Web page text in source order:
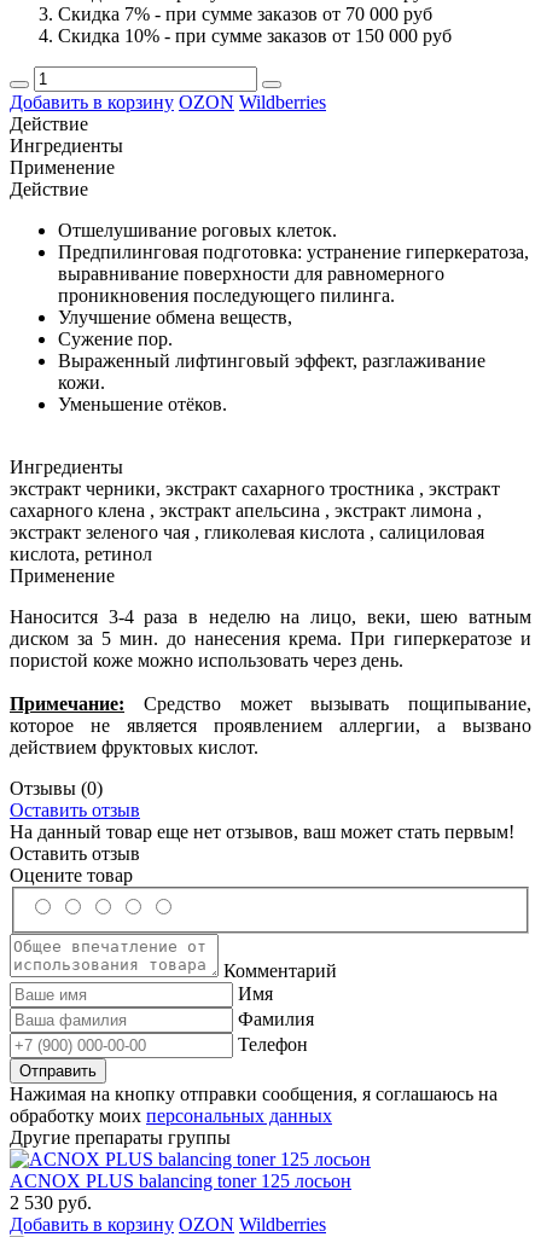
Скидка 7% - при сумме заказов от 70 000 руб
Скидка 10% - при сумме заказов от 150 000 руб
Добавить в корзину OZON Wildberries
Действие
Ингредиенты
Применение
Действие
Отшелушивание роговых клеток.
Предпилинговая подготовка: устранение гиперкератоза,
выравнивание поверхности для равномерного
проникновения последующего пилинга.
Улучшение обмена веществ,
Сужение пор.
Выраженный лифтинговый эффект, разглаживание
кожи.
Уменьшение отёков.
Ингредиенты
экстракт черники, экстракт сахарного тростника , экстракт
сахарного клена , экстракт апельсина , экстракт лимона ,
экстракт зеленого чая , гликолевая кислота , салициловая
кислота, ретинол
Применение
Наносится 3-4 раза в неделю на лицо, веки, шею ватным
диском за 5 мин. до нанесения крема. При гиперкератозе и
пористой коже можно использовать через день.
Примечание: Средство может вызывать пощипывание,
которое не является проявлением аллергии, а вызвано
действием фруктовых кислот.
Отзывы (0)
Оставить отзыв
На данный товар еще нет отзывов, ваш может стать первым!
Оставить отзыв
Оцените товар
Комментарий
Имя
Фамилия
Телефон
Нажимая на кнопку отправки сообщения, я соглашаюсь на
обработку моих персональных данных
Другие препараты группы
ACNOX PLUS balancing toner 125 лосьон
2 530 руб.
Добавить в корзину OZON Wildberries